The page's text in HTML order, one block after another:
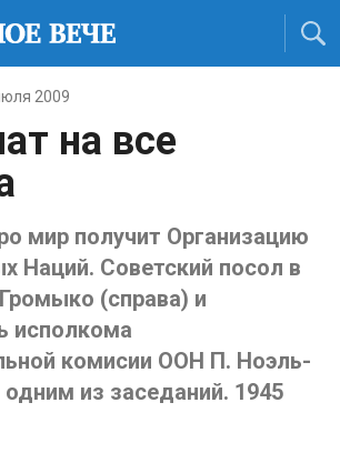
2009
на все
мир получит Организацию
Наций. Советский посол в
(справа) и
исполкома
комисии ООН П. Ноэль-
из заседаний. 1945